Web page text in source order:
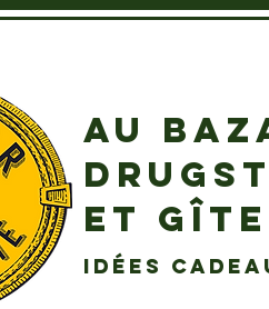
AU
ET
idées